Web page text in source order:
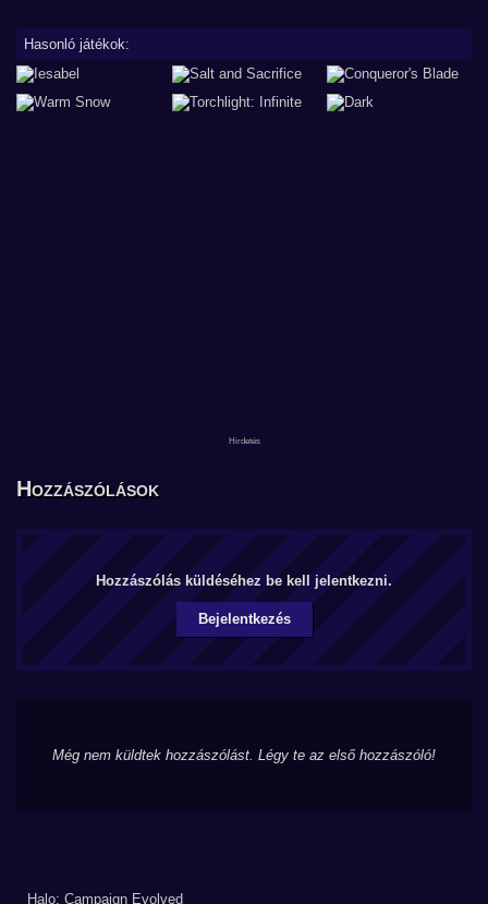
Hasonló játékok:
Hozzászólások
Hozzászólás küldéséhez be kell jelentkezni.
Bejelentkezés
Még nem küldtek hozzászólást. Légy te az első hozzászóló!
Halo: Campaign Evolved